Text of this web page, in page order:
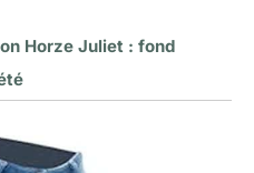
Horze Juliet : fond